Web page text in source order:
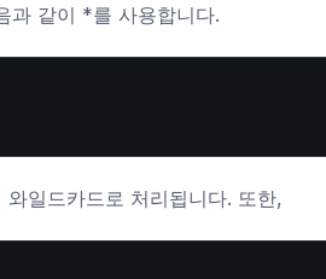
과 같이 *를 사용합니다.
일드카드로 처리됩니다. 또한,